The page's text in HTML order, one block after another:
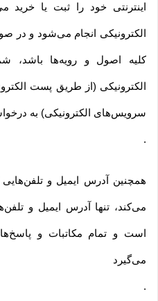
اینترنتی خود را ثبت یا خرید
الکترونیکی انجام می‏‌شود و در
کلیه اصول و رویه‏‌ها باشد،
الکترونیکی (از طریق پست
سرویس‌های الکترونیکی) به
.
همچنین آدرس ایمیل و
می‌کند، تنها آدرس ایمیل و
است و تمام مکاتبات و
می‌گیرد
.